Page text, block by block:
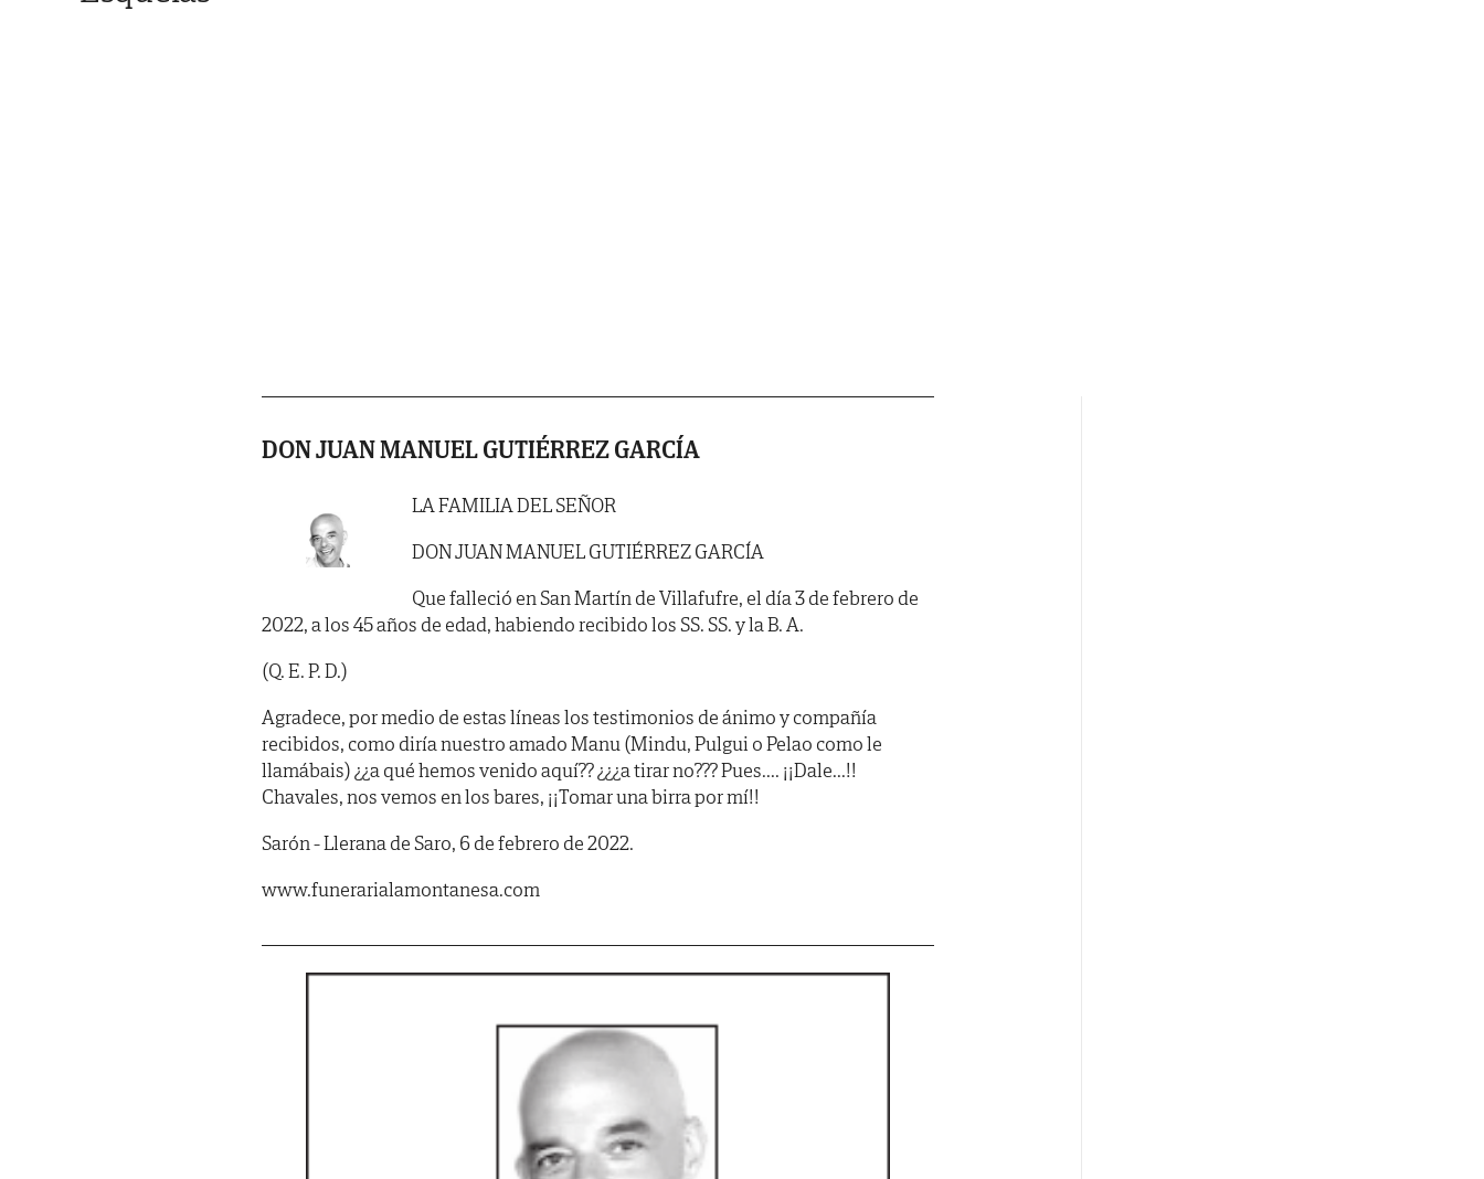
DON JUAN MANUEL GUTIÉRREZ GARCÍA
LA FAMILIA DEL SEÑOR
DON JUAN MANUEL GUTIÉRREZ GARCÍA
Que falleció en San Martín de Villafufre, el día 3 de febrero de
2022, a los 45 años de edad, habiendo recibido los SS. SS. y la B. A.
(Q. E. P. D.)
Agradece, por medio de estas líneas los testimonios de ánimo y compañía
recibidos, como diría nuestro amado Manu (Mindu, Pulgui o Pelao como le
llamábais) ¿¿a qué hemos venido aquí?? ¿¿¿a tirar no??? Pues.... ¡¡Dale...!!
Chavales, nos vemos en los bares, ¡¡Tomar una birra por mí!!
Sarón - Llerana de Saro, 6 de febrero de 2022.
www.funerarialamontanesa.com